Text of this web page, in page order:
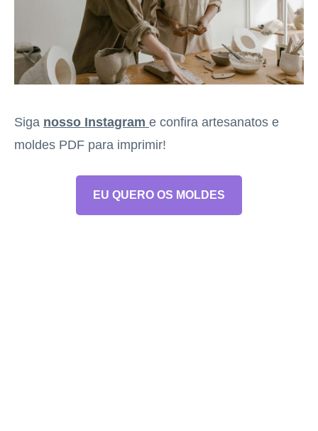
Siga nosso Instagram e confira artesanatos e
moldes PDF para imprimir!
EU QUERO OS MOLDES